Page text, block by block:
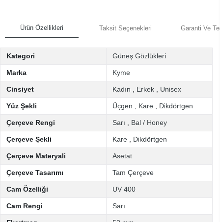
Ürün Özellikleri Taksit Seçenekleri Garanti Ve
Kategori Güneş Gözlükleri
Marka Kyme
Cinsiyet Kadın Erkek Unisex
Yüz Şekli Üçgen Kare Dikdörtgen
Çerçeve Rengi Sarı Bal / Honey
Çerçeve Şekli Kare Dikdörtgen
Çerçeve Materyali Asetat
Çerçeve Tasarımı Tam Çerçeve
Cam Özelliği UV 400
Cam Rengi Sarı